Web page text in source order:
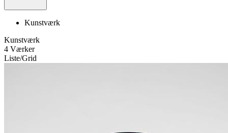
Kunstværk
Kunstværk
4 Værker
Liste/Grid